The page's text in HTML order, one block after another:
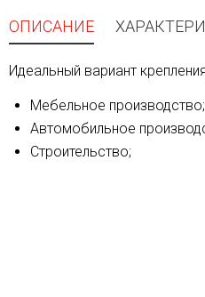
ОПИСАНИЕ
Идеальный вариант
Мебельное производство;
Автомобильное
Строительство;